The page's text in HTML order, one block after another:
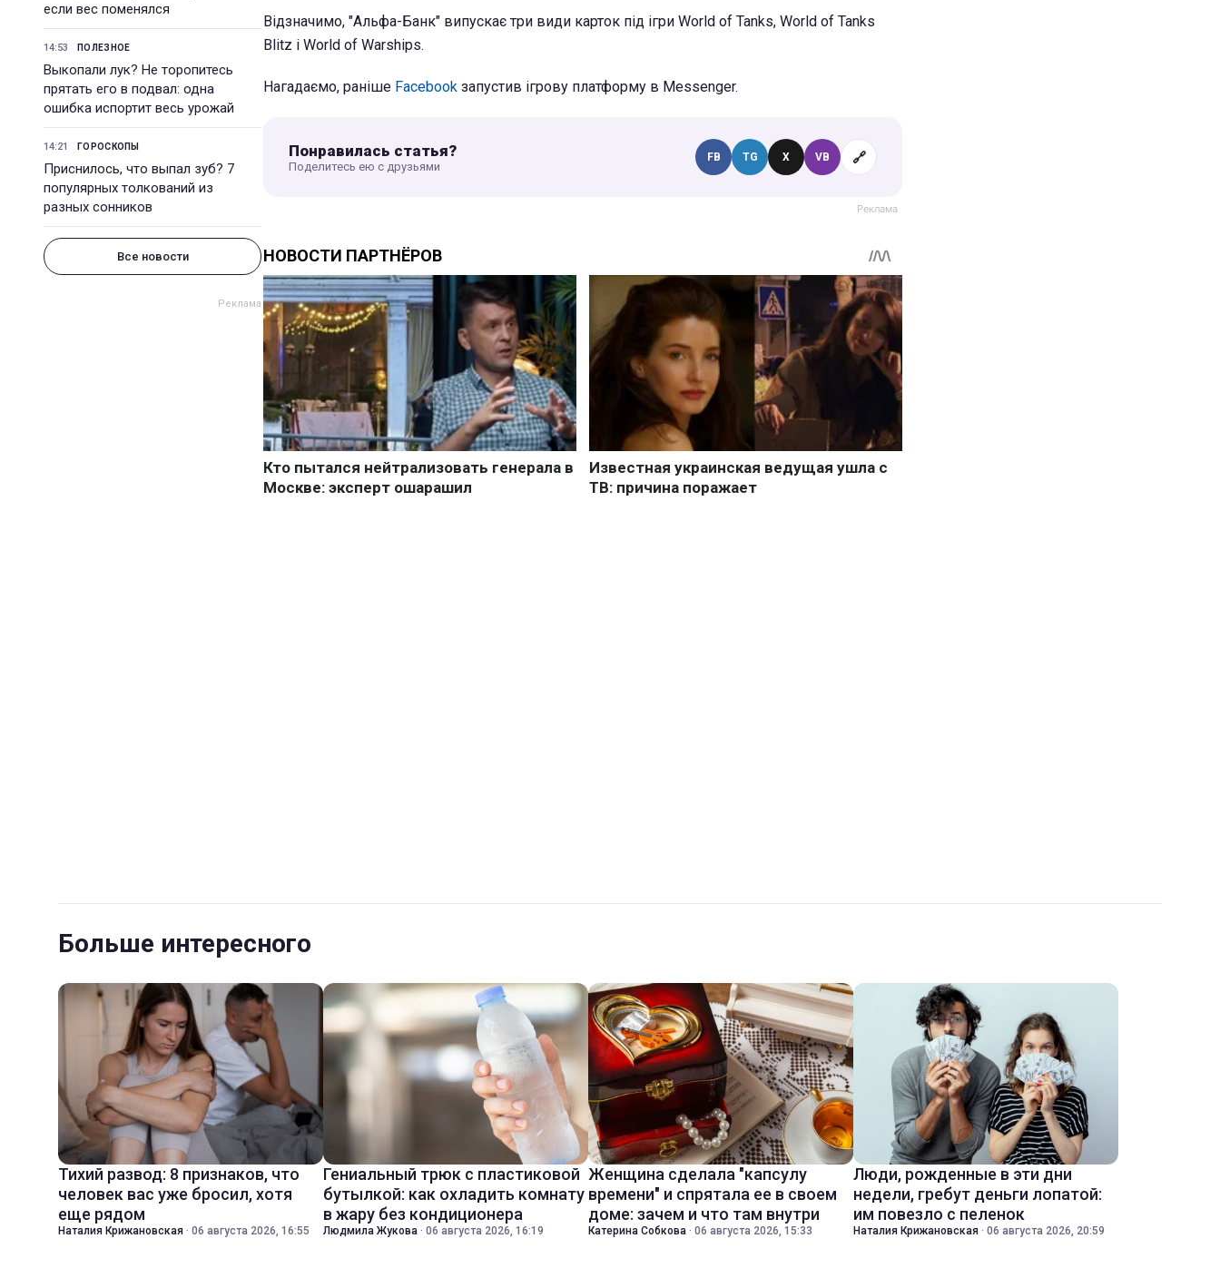
если вес поменялся
14:53 ПОЛЕЗНОЕ
Выкопали лук? Не торопитесь
прятать его в подвал: одна
ошибка испортит весь урожай
14:21 ГОРОСКОПЫ
Приснилось, что выпал зуб? 7
популярных толкований из
разных сонников
Все новости
Відзначимо, "Альфа-Банк" випускає три види карток під ігри World of Tanks, World of Tanks
Blitz і World of Warships.
Нагадаємо, раніше Facebook запустив ігрову платформу в Messenger.
Понравилась статья?
Поделитесь ею с друзьями
FB TG X VB 🔗
Больше интересного
Тихий развод: 8 признаков, что
человек вас уже бросил, хотя
еще рядом
Наталия Крижановская · 06 августа 2026, 16:55
Гениальный трюк с пластиковой
бутылкой: как охладить комнату
в жару без кондиционера
Людмила Жукова · 06 августа 2026, 16:19
Женщина сделала "капсулу
времени" и спрятала ее в своем
доме: зачем и что там внутри
Катерина Собкова · 06 августа 2026, 15:33
Люди, рожденные в эти дни
недели, гребут деньги лопатой:
им повезло с пеленок
Наталия Крижановская · 06 августа 2026, 20:59